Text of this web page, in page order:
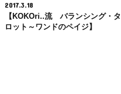
2017.3.18
【KOKOri..流 バランシング・タ
ロット～ワンドのペイジ】